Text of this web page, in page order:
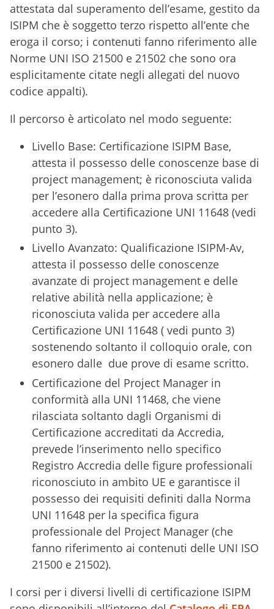
attestata dal superamento dell’esame, gestito da
ISIPM che è soggetto terzo rispetto all’ente che
eroga il corso; i contenuti fanno riferimento alle
Norme UNI ISO 21500 e 21502 che sono ora
esplicitamente citate negli allegati del nuovo
codice appalti).
Il percorso è articolato nel modo seguente:
Livello Base: Certificazione ISIPM Base,
attesta il possesso delle conoscenze base di
project management; è riconosciuta valida
per l’esonero dalla prima prova scritta per
accedere alla Certificazione UNI 11648 (vedi
punto 3).
Livello Avanzato: Qualificazione ISIPM-Av,
attesta il possesso delle conoscenze
avanzate di project management e delle
relative abilità nella applicazione; è
riconosciuta valida per accedere alla
Certificazione UNI 11648 ( vedi punto 3)
sostenendo soltanto il colloquio orale, con
esonero dalle due prove di esame scritto.
Certificazione del Project Manager in
conformità alla UNI 11468, che viene
rilasciata soltanto dagli Organismi di
Certificazione accreditati da Accredia,
prevede l’inserimento nello specifico
Registro Accredia delle figure professionali
riconosciuto in ambito UE e garantisce il
possesso dei requisiti definiti dalla Norma
UNI 11648 per la specifica figura
professionale del Project Manager (che
fanno riferimento ai contenuti delle UNI ISO
21500 e 21502).
I corsi per i diversi livelli di certificazione ISIPM